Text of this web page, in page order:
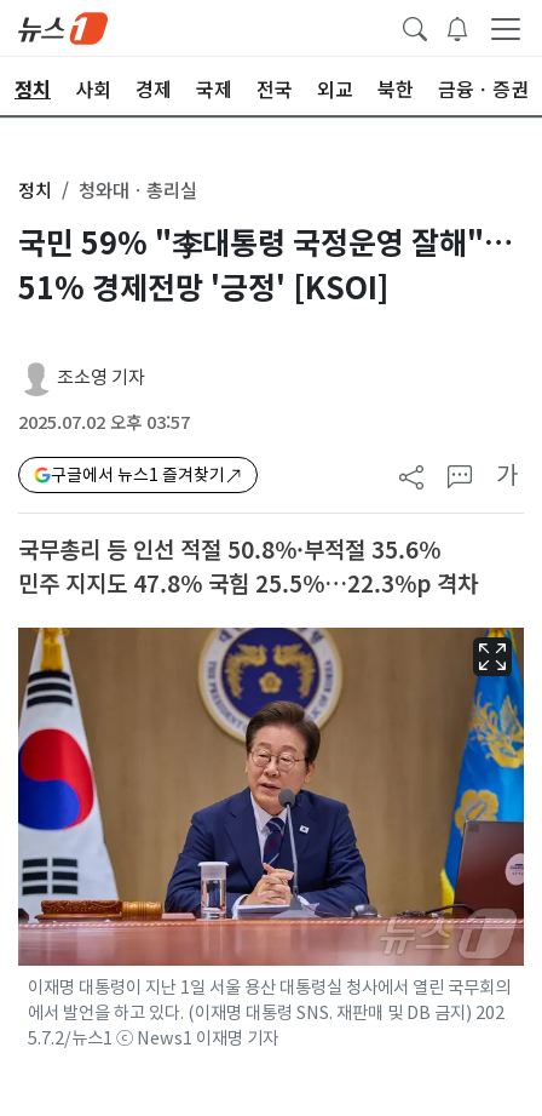
정치 사회 경제 국제 전국 외교 북한 금융ㆍ증권
정치 청와대ㆍ총리실
국민 59% "李대통령 국정운영 잘해"…
51% 경제전망 '긍정' [KSOI]
조소영 기자
2025.07.02 오후 03:57
구글에서 뉴스1 즐겨찾기 가
국무총리 등 인선 적절 50.8%·부적절 35.6%
민주 지지도 47.8% 국힘 25.5%…22.3%p 격차
이재명 대통령이 지난 1일 서울 용산 대통령실 청사에서 열린 국무회의
에서 발언을 하고 있다. (이재명 대통령 SNS. 재판매 및 DB 금지) 202
5.7.2/뉴스1 ⓒ News1 이재명 기자